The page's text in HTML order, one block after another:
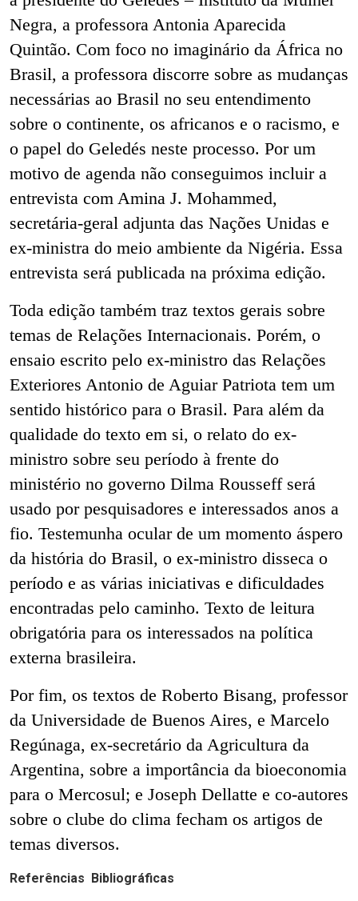
Negra, a professora Antonia Aparecida
Quintão. Com foco no imaginário da África no
Brasil, a professora discorre sobre as mudanças
necessárias ao Brasil no seu entendimento
sobre o continente, os africanos e o racismo, e
o papel do Geledés neste processo. Por um
motivo de agenda não conseguimos incluir a
entrevista com Amina J. Mohammed,
secretária-geral adjunta das Nações Unidas e
ex-ministra do meio ambiente da Nigéria. Essa
entrevista será publicada na próxima edição.
Toda edição também traz textos gerais sobre
temas de Relações Internacionais. Porém, o
ensaio escrito pelo ex-ministro das Relações
Exteriores Antonio de Aguiar Patriota tem um
sentido histórico para o Brasil. Para além da
qualidade do texto em si, o relato do ex-
ministro sobre seu período à frente do
ministério no governo Dilma Rousseff será
usado por pesquisadores e interessados anos a
fio. Testemunha ocular de um momento áspero
da história do Brasil, o ex-ministro disseca o
período e as várias iniciativas e dificuldades
encontradas pelo caminho. Texto de leitura
obrigatória para os interessados na política
externa brasileira.
Por fim, os textos de Roberto Bisang, professor
da Universidade de Buenos Aires, e Marcelo
Regúnaga, ex-secretário da Agricultura da
Argentina, sobre a importância da bioeconomia
para o Mercosul; e Joseph Dellatte e co-autores
sobre o clube do clima fecham os artigos de
temas diversos.
Referências Bibliográficas